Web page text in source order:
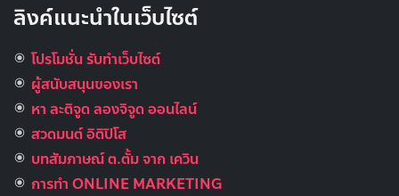
ลิงค์แนะนำในเว็บไซต์
โปรโมชั่น รับทำเว็บไซต์
ผู้สนับสนุนของเรา
หา ละติจูด ลองจิจูด ออนไลน์
สวดมนต์ อิติปิโส
บทสัมภาษณ์ ต.ตั้ม จาก เควิน
การทำ ONLINE MARKETING